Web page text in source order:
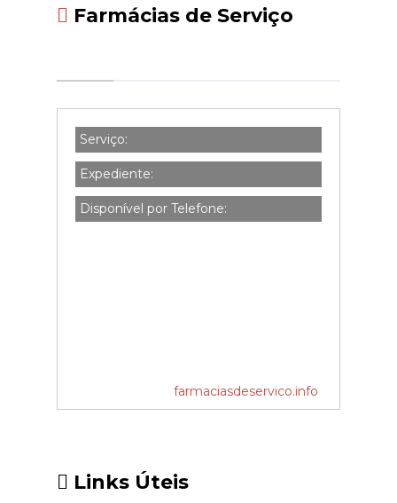
Farmácias de Serviço
Serviço:
Expediente:
Disponível por Telefone:
farmaciasdeservico.info
Links Úteis